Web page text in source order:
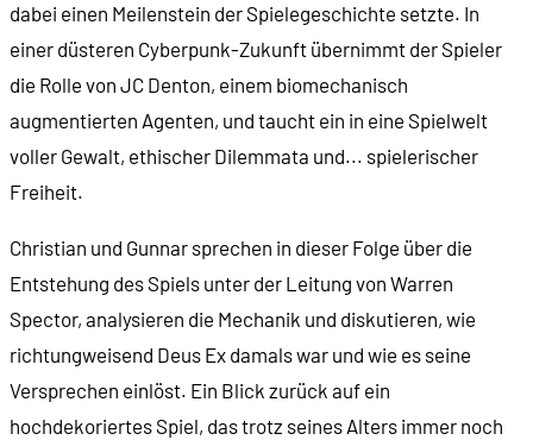
00:16:36 Das Rollenspiel-System
00:17:03 Augmentierungen
00:17:37
Charaktergenerierung
00:18:37
dabei einen Meilenstein der Spielegeschichte setzte. In
einer düsteren Cyberpunk-Zukunft übernimmt der Spieler
die Rolle von JC Denton, einem biomechanisch
augmentierten Agenten, und taucht ein in eine Spielwelt
voller Gewalt, ethischer Dilemmata und... spielerischer
Freiheit.
Christian und Gunnar sprechen in dieser Folge über die
Entstehung des Spiels unter der Leitung von Warren
Spector, analysieren die Mechanik und diskutieren, wie
richtungweisend Deus Ex damals war und wie es seine
Versprechen einlöst. Ein Blick zurück auf ein
hochdekoriertes Spiel, das trotz seines Alters immer noch